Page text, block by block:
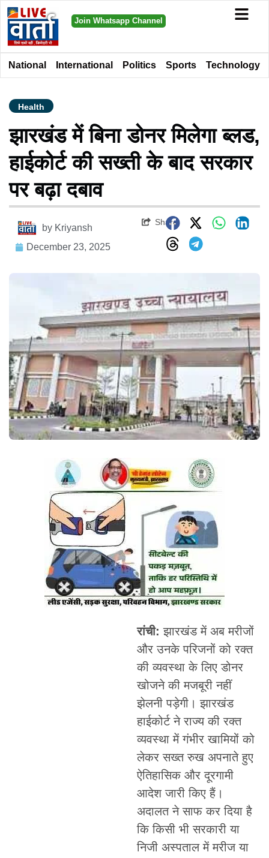
Join Whatsapp Channel
National International Politics Sports Technology
Health
झारखंड में बिना डोनर मिलेगा ब्लड,
हाईकोर्ट की सख्ती के बाद सरकार
पर बढ़ा दबाव
by Kriyansh
December 23, 2025
Share
रांची: झारखंड में अब मरीजों
और उनके परिजनों को रक्त
की व्यवस्था के लिए डोनर
खोजने की मजबूरी नहीं
झेलनी पड़ेगी। झारखंड
हाईकोर्ट ने राज्य की रक्त
व्यवस्था में गंभीर खामियों को
लेकर सख्त रुख अपनाते हुए
ऐतिहासिक और दूरगामी
आदेश जारी किए हैं।
अदालत ने साफ कर दिया है
कि किसी भी सरकारी या
निजी अस्पताल में मरीज या